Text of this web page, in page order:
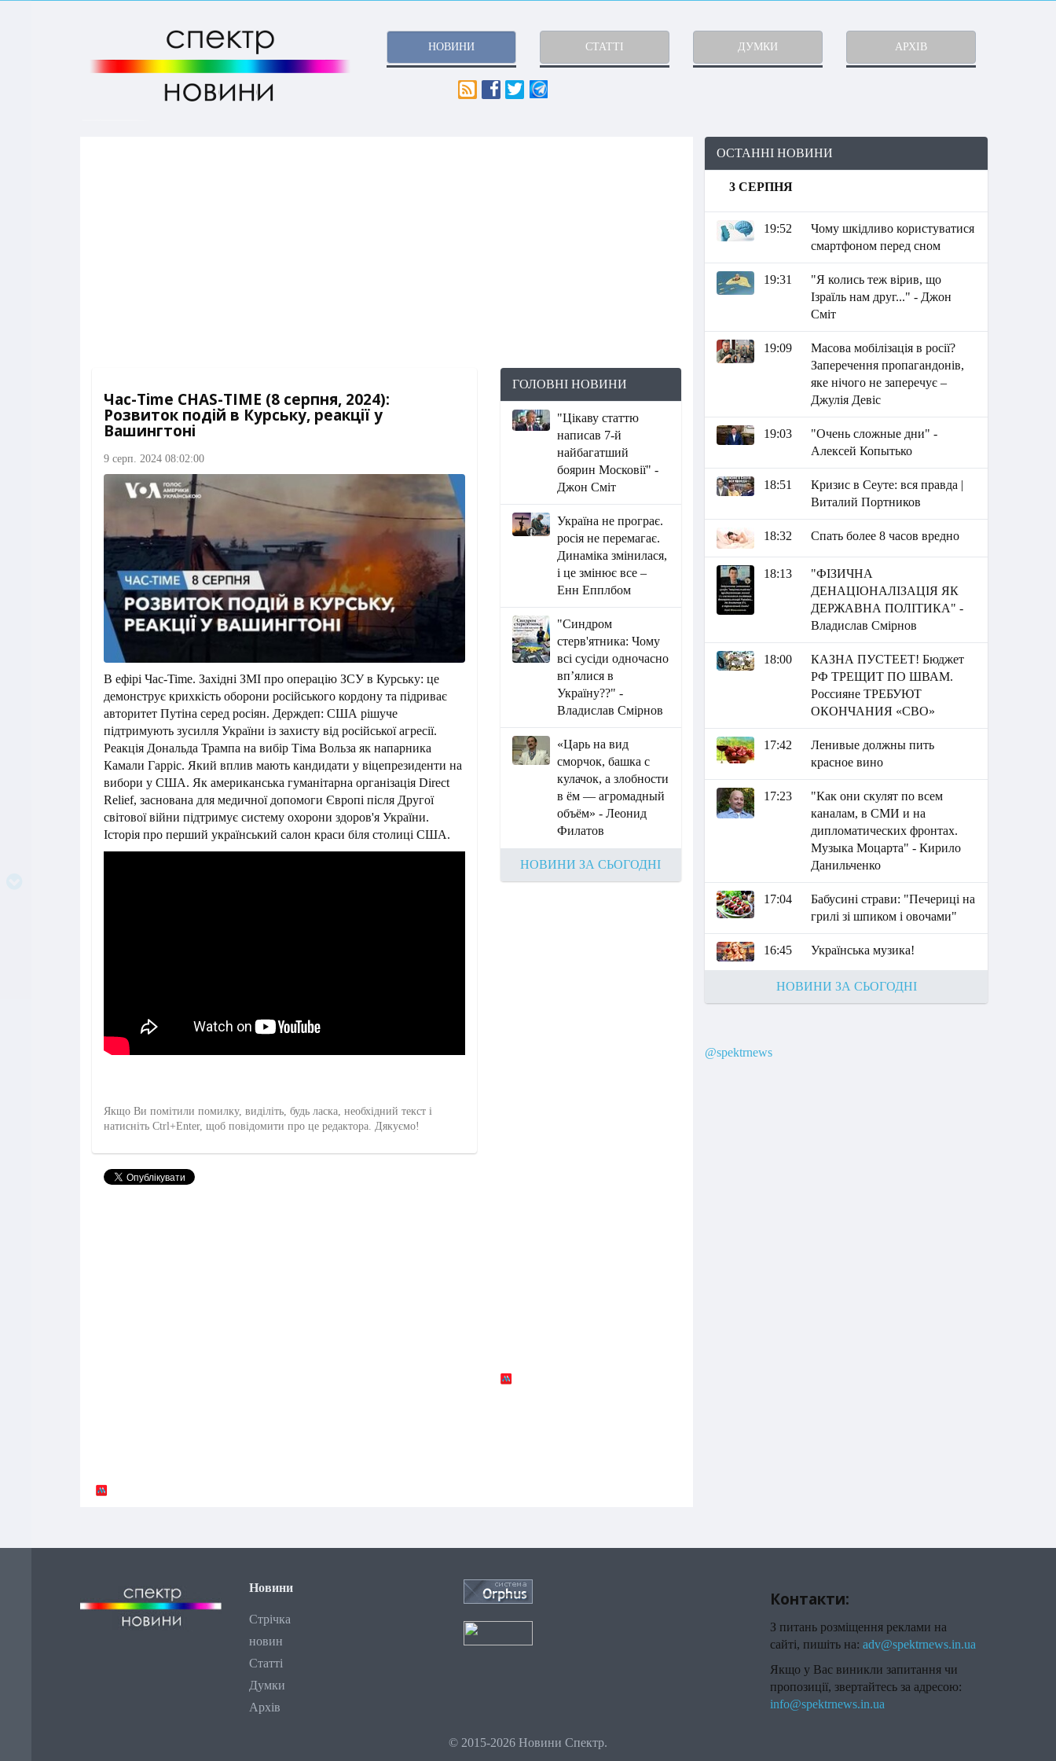
НОВИНИ СТАТТІ ДУМКИ АРХІВ
Час-Time CHAS-TIME (8 серпня, 2024):
Розвиток подій в Курську, реакції у
Вашингтоні
9 серп. 2024 08:02:00
В ефірі Час-Time. Західні ЗМІ про операцію ЗСУ в Курську: це
демонструє крихкість оборони російського кордону та підриває
авторитет Путіна серед росіян. Держдеп: США рішуче
підтримують зусилля України із захисту від російської агресії.
Реакція Дональда Трампа на вибір Тіма Вольза як напарника
Камали Гарріс. Який вплив мають кандидати у віцепрезиденти на
вибори у США. Як американська гуманітарна організація Direct
Relief, заснована для медичної допомоги Європі після Другої
світової війни підтримує систему охорони здоров'я України.
Історія про перший український салон краси біля столиці США.
Якщо Ви помітили помилку, виділіть, будь ласка, необхідний текст і
натисніть Ctrl+Enter, щоб повідомити про це редактора. Дякуємо!
ГОЛОВНІ НОВИНИ
"Цікаву статтю
написав 7-й
найбагатший
боярин Московії" -
Джон Сміт
Україна не програє.
росія не перемагає.
Динаміка змінилася,
і це змінює все –
Енн Епплбом
"Синдром
стерв'ятника: Чому
всі сусіди одночасно
вп’ялися в
Україну??" -
Владислав Смірнов
«Царь на вид
сморчок, башка с
кулачок, а злобности
в ём — агромадный
объём» - Леонид
Филатов
НОВИНИ ЗА СЬОГОДНІ
ОСТАННІ НОВИНИ
3 СЕРПНЯ
19:52
Чому шкідливо користуватися
смартфоном перед сном
19:31
"Я колись теж вірив, що
Ізраїль нам друг..." - Джон
Сміт
19:09
Масова мобілізація в росії?
Заперечення пропагандонів,
яке нічого не заперечує –
Джулія Девіс
19:03
"Очень сложные дни" -
Алексей Копытько
18:51
Кризис в Сеуте: вся правда |
Виталий Портников
18:32 Спать более 8 часов вредно
18:13
"ФІЗИЧНА
ДЕНАЦІОНАЛІЗАЦІЯ ЯК
ДЕРЖАВНА ПОЛІТИКА" -
Владислав Смірнов
18:00
КАЗНА ПУСТЕЕТ! Бюджет
РФ ТРЕЩИТ ПО ШВАМ.
Россияне ТРЕБУЮТ
ОКОНЧАНИЯ «СВО»
17:42
Ленивые должны пить
красное вино
17:23
"Как они скулят по всем
каналам, в СМИ и на
дипломатических фронтах.
Музыка Моцарта" - Кирило
Данильченко
17:04
Бабусині страви: "Печериці на
грилі зі шпиком і овочами"
16:45 Українська музика!
НОВИНИ ЗА СЬОГОДНІ
@spektrnews
Новини
Стрічка
новин
Статті
Думки
Архів
Контакти:
З питань розміщення реклами на
сайті, пишіть на: adv@spektrnews.in.ua
Якщо у Вас виникли запитання чи
пропозиції, звертайтесь за адресою:
info@spektrnews.in.ua
© 2015-2026 Новини Спектр.